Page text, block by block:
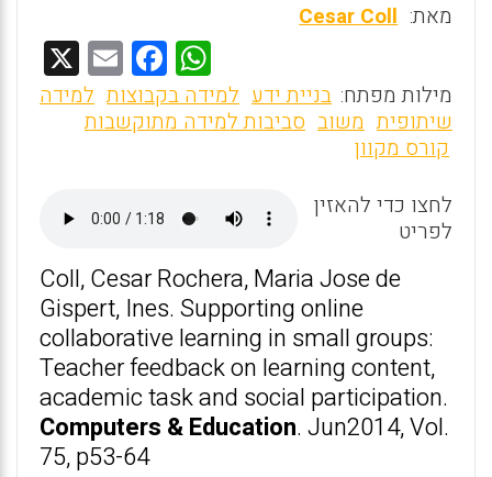
מאת: Cesar Coll
W
h
at
A
p
p
F
a
ce
o
o
k
E
m
ai
מילות מפתח: בניית ידע למידה בקבוצות למידה
שיתופית משוב סביבות למידה מתוקשבות
קורס מקוון
לחצו כדי להאזין
לפריט
Coll, Cesar Rochera, Maria Jose de
Gispert, Ines. Supporting online
collaborative learning in small groups:
Teacher feedback on learning content,
academic task and social participation.
Computers & Education. Jun2014, Vol.
75, p53-64